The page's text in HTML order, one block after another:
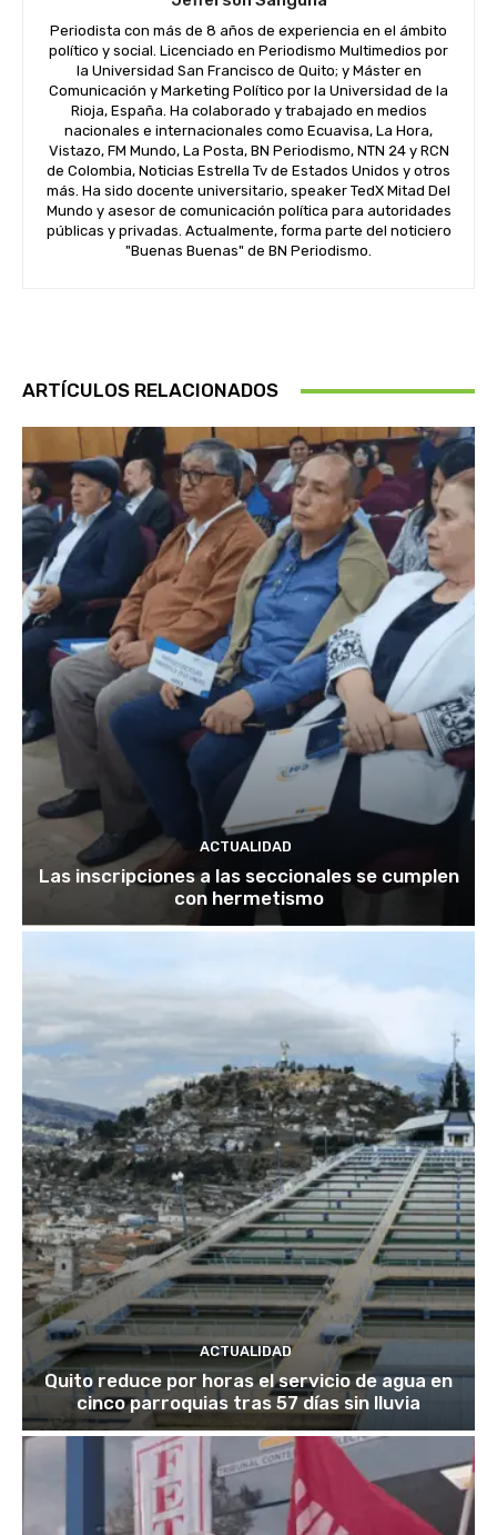
Periodista con más de 8 años de experiencia en el ámbito
político y social. Licenciado en Periodismo Multimedios por
la Universidad San Francisco de Quito; y Máster en
Comunicación y Marketing Político por la Universidad de la
Rioja, España. Ha colaborado y trabajado en medios
nacionales e internacionales como Ecuavisa, La Hora,
Vistazo, FM Mundo, La Posta, BN Periodismo, NTN 24 y RCN
de Colombia, Noticias Estrella Tv de Estados Unidos y otros
más. Ha sido docente universitario, speaker TedX Mitad Del
Mundo y asesor de comunicación política para autoridades
públicas y privadas. Actualmente, forma parte del noticiero
"Buenas Buenas" de BN Periodismo.
ARTÍCULOS RELACIONADOS
ACTUALIDAD
Las inscripciones a las seccionales se cumplen
con hermetismo
ACTUALIDAD
Quito reduce por horas el servicio de agua en
cinco parroquias tras 57 días sin lluvia